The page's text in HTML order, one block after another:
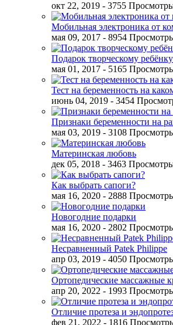
окт 22, 2019 - 3755
Мобильная электроника от
мая 09, 2017 - 8954
Подарок творческому
мая 01, 2017 - 5165
Тест на беременность на
июнь 04, 2019 - 3454
Признаки беременности на
мая 03, 2019 - 3108
Материнская любовь
дек 05, 2018 - 3463
Как выбрать сапоги?
мая 16, 2020 - 2888
Новогодние подарки
мая 16, 2020 - 2802
Несравненный Patek Philippe
апр 03, 2019 - 4050
Ортопедические массажные
апр 20, 2022 - 1993
Отличие протеза и
фев 21, 2022 - 1816